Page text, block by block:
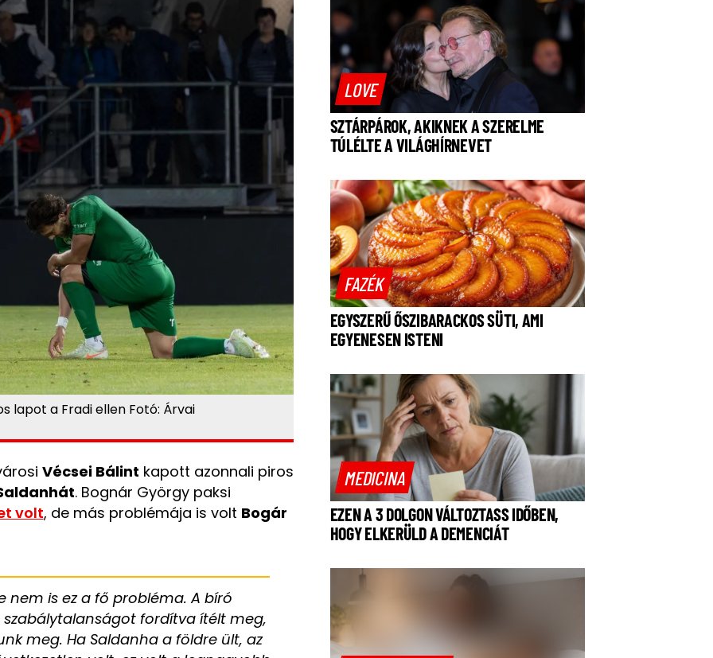
lapot a Fradi ellen Fotó: Árvai
Vécsei Bálint kapott azonnali piros
. Bognár György paksi
volt, de más problémája is volt Bogár
nem is ez a fő probléma. A bíró
szabálytalanságot fordítva ítélt meg,
meg. Ha Saldanha a földre ült, az
LOVE
SZTÁRPÁROK, AKIKNEK A SZERELME
TÚLÉLTE A VILÁGHÍRNEVET
FAZÉK
EGYSZERŰ ŐSZIBARACKOS SÜTI, AMI
EGYENESEN ISTENI
MEDICINA
EZEN A 3 DOLGON VÁLTOZTASS IDŐBEN,
HOGY ELKERÜLD A DEMENCIÁT